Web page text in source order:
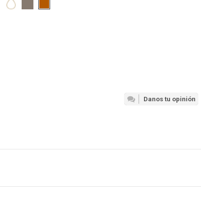
Danos tu opinión